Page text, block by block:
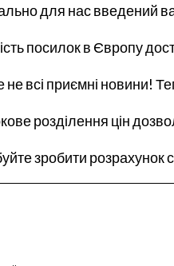
для нас введений
посилок в Європу
всі приємні новини!
розділення цін
зробити розрахунок